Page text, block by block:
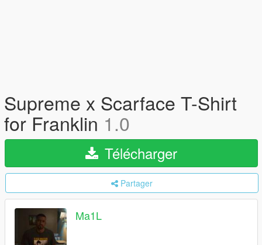
Supreme x Scarface T-Shirt
for Franklin 1.0
Télécharger
Partager
Ma1L